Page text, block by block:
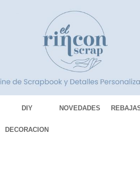
DIY
DECORACION
NOVEDADES